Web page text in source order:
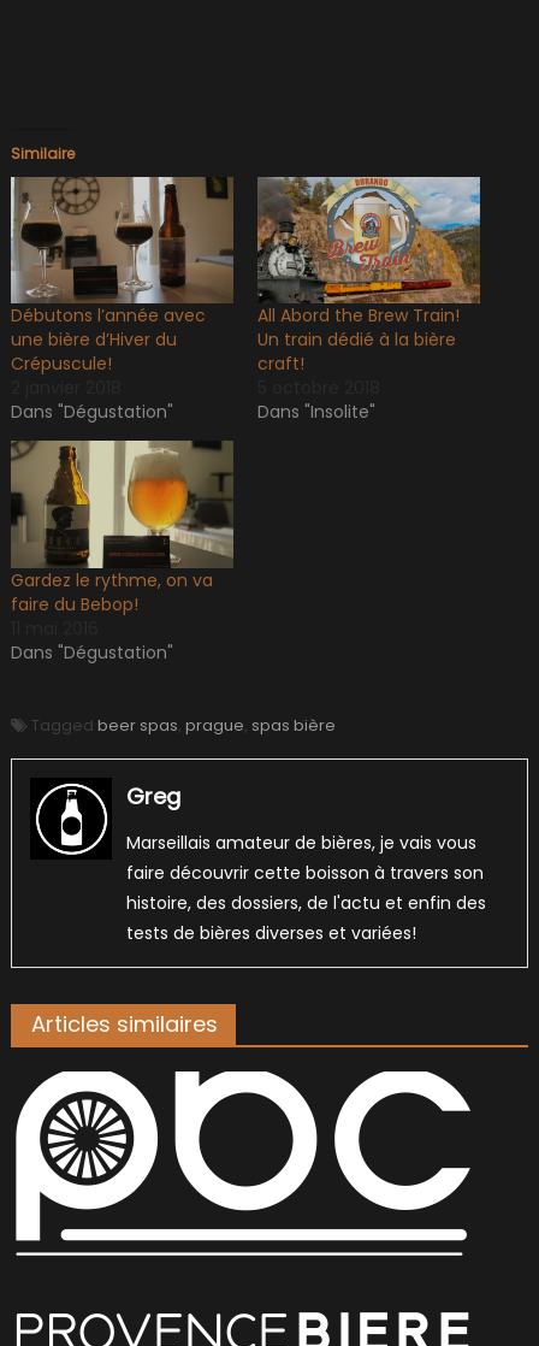
Similaire
Débutons l’année avec
une bière d’Hiver du
Crépuscule!
Dans "Dégustation"
All Abord the Brew Train!
Un train dédié à la bière
craft!
Dans "Insolite"
Gardez le rythme, on va
faire du Bebop!
Dans "Dégustation"
Tagged beer spas, prague, spas bière
Greg
Marseillais amateur de bières, je vais vous
faire découvrir cette boisson à travers son
histoire, des dossiers, de l'actu et enfin des
tests de bières diverses et variées!
Articles similaires